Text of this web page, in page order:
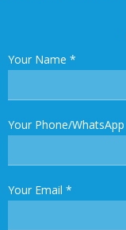
Your Name *
Your Phone/WhatsApp
Your Email *